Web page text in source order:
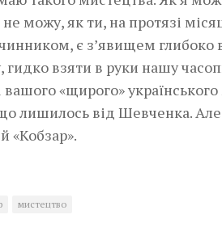
можу, як ти, на протязі
є з’явищем глибоко
гидко взяти в руки нашу
«щирого»
лишилось від Шевченка.
«Кобзар».
мистецтво